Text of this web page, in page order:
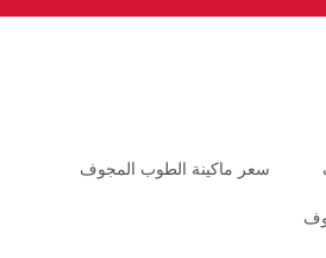
سعر ماكينة الطوب المجوف